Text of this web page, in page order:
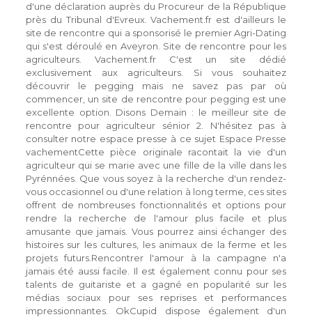
d'une déclaration auprès du Procureur de la République
près du Tribunal d'Evreux. Vachement.fr est d'ailleurs le
site de rencontre qui a sponsorisé le premier Agri-Dating
qui s'est déroulé en Aveyron. Site de rencontre pour les
agriculteurs. Vachement.fr C'est un site dédié
exclusivement aux agriculteurs. Si vous souhaitez
découvrir le pegging mais ne savez pas par où
commencer, un site de rencontre pour pegging est une
excellente option. Disons Demain : le meilleur site de
rencontre pour agriculteur sénior 2. N'hésitez pas à
consulter notre espace presse à ce sujet Espace Presse
vachementCette pièce originale racontait la vie d'un
agriculteur qui se marie avec une fille de la ville dans les
Pyrénnées. Que vous soyez à la recherche d'un rendez-
vous occasionnel ou d'une relation à long terme, ces sites
offrent de nombreuses fonctionnalités et options pour
rendre la recherche de l'amour plus facile et plus
amusante que jamais. Vous pourrez ainsi échanger des
histoires sur les cultures, les animaux de la ferme et les
projets futurs.Rencontrer l'amour à la campagne n'a
jamais été aussi facile. Il est également connu pour ses
talents de guitariste et a gagné en popularité sur les
médias sociaux pour ses reprises et performances
impressionnantes. OkCupid dispose également d'un